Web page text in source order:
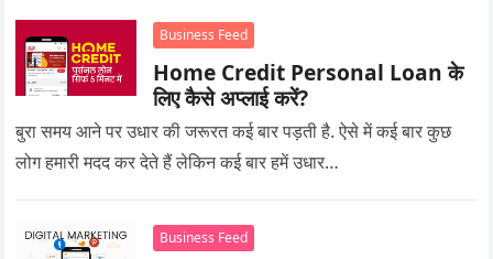
Business Feed
Home Credit Personal Loan के
लिए कैसे अप्लाई करें?
बुरा समय आने पर उधार की जरूरत कई बार पड़ती है. ऐसे में कई बार कुछ
लोग हमारी मदद कर देते हैं लेकिन कई बार हमें उधार…
Business Feed